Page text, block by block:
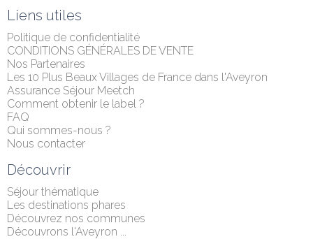
Liens utiles
Politique de confidentialité
CONDITIONS GÉNÉRALES DE VENTE
Nos Partenaires
Les 10 Plus Beaux Villages de France dans l'Aveyron
Assurance Séjour Meetch
Comment obtenir le label ?
FAQ
Qui sommes-nous ?
Nous contacter
Découvrir
Séjour thématique
Les destinations phares
Découvrez nos communes
Découvrons l'Aveyron ...